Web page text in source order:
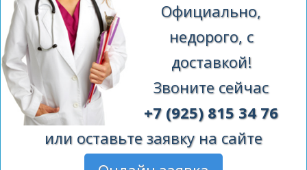
Официально,
недорого, с
доставкой!
Звоните сейчас
+7 (925) 815 34 76
или оставьте заявку на сайте